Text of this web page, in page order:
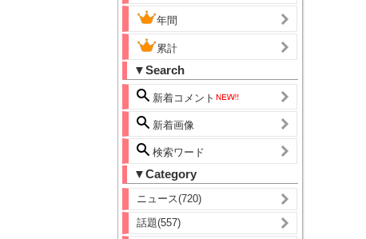
年間
累計
▼Search
新着コメント
新着画像
検索ワード
▼Category
ニュース(720)
話題(557)